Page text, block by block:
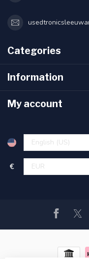
Categories
Information
My account
€